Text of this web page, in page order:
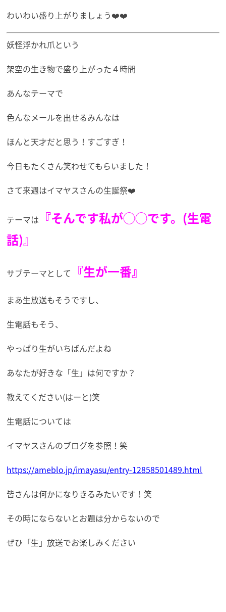
わいわい盛り上がりましょう❤️❤️
妖怪浮かれ爪という
架空の生き物で盛り上がった４時間
あんなテーマで
色んなメールを出せるみんなは
ほんと天才だと思う！すごすぎ！
今日もたくさん笑わせてもらいました！
さて来週はイマヤスさんの生誕祭❤️
テーマは
『そんです私が◯◯です。(生電
話)』
サブテーマとして 『生が一番』
まあ生放送もそうですし、
生電話もそう、
やっぱり生がいちばんだよね
あなたが好きな「生」は何ですか？
教えてください(はーと)笑
生電話については
イマヤスさんのブログを参照！笑
https://ameblo.jp/imayasu/entry-12858501489.html
皆さんは何かになりきるみたいです！笑
その時にならないとお題は分からないので
ぜひ「生」放送でお楽しみください